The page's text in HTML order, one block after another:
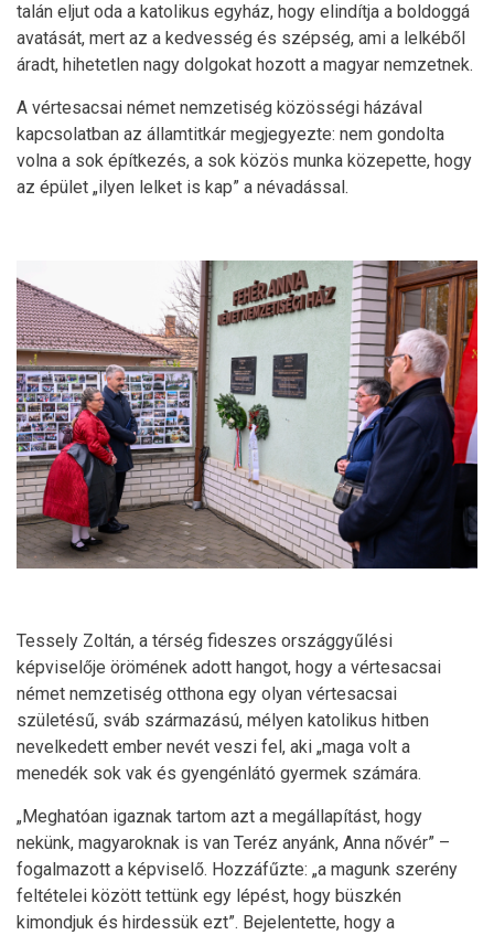
talán eljut oda a katolikus egyház, hogy elindítja a boldoggá
avatását, mert az a kedvesség és szépség, ami a lelkéből
áradt, hihetetlen nagy dolgokat hozott a magyar nemzetnek.
A vértesacsai német nemzetiség közösségi házával
kapcsolatban az államtitkár megjegyezte: nem gondolta
volna a sok építkezés, a sok közös munka közepette, hogy
az épület „ilyen lelket is kap” a névadással.
Tessely Zoltán, a térség fideszes országgyűlési
képviselője örömének adott hangot, hogy a vértesacsai
német nemzetiség otthona egy olyan vértesacsai
születésű, sváb származású, mélyen katolikus hitben
nevelkedett ember nevét veszi fel, aki „maga volt a
menedék sok vak és gyengénlátó gyermek számára.
„Meghatóan igaznak tartom azt a megállapítást, hogy
nekünk, magyaroknak is van Teréz anyánk, Anna nővér” –
fogalmazott a képviselő. Hozzáfűzte: „a magunk szerény
feltételei között tettünk egy lépést, hogy büszkén
kimondjuk és hirdessük ezt”. Bejelentette, hogy a